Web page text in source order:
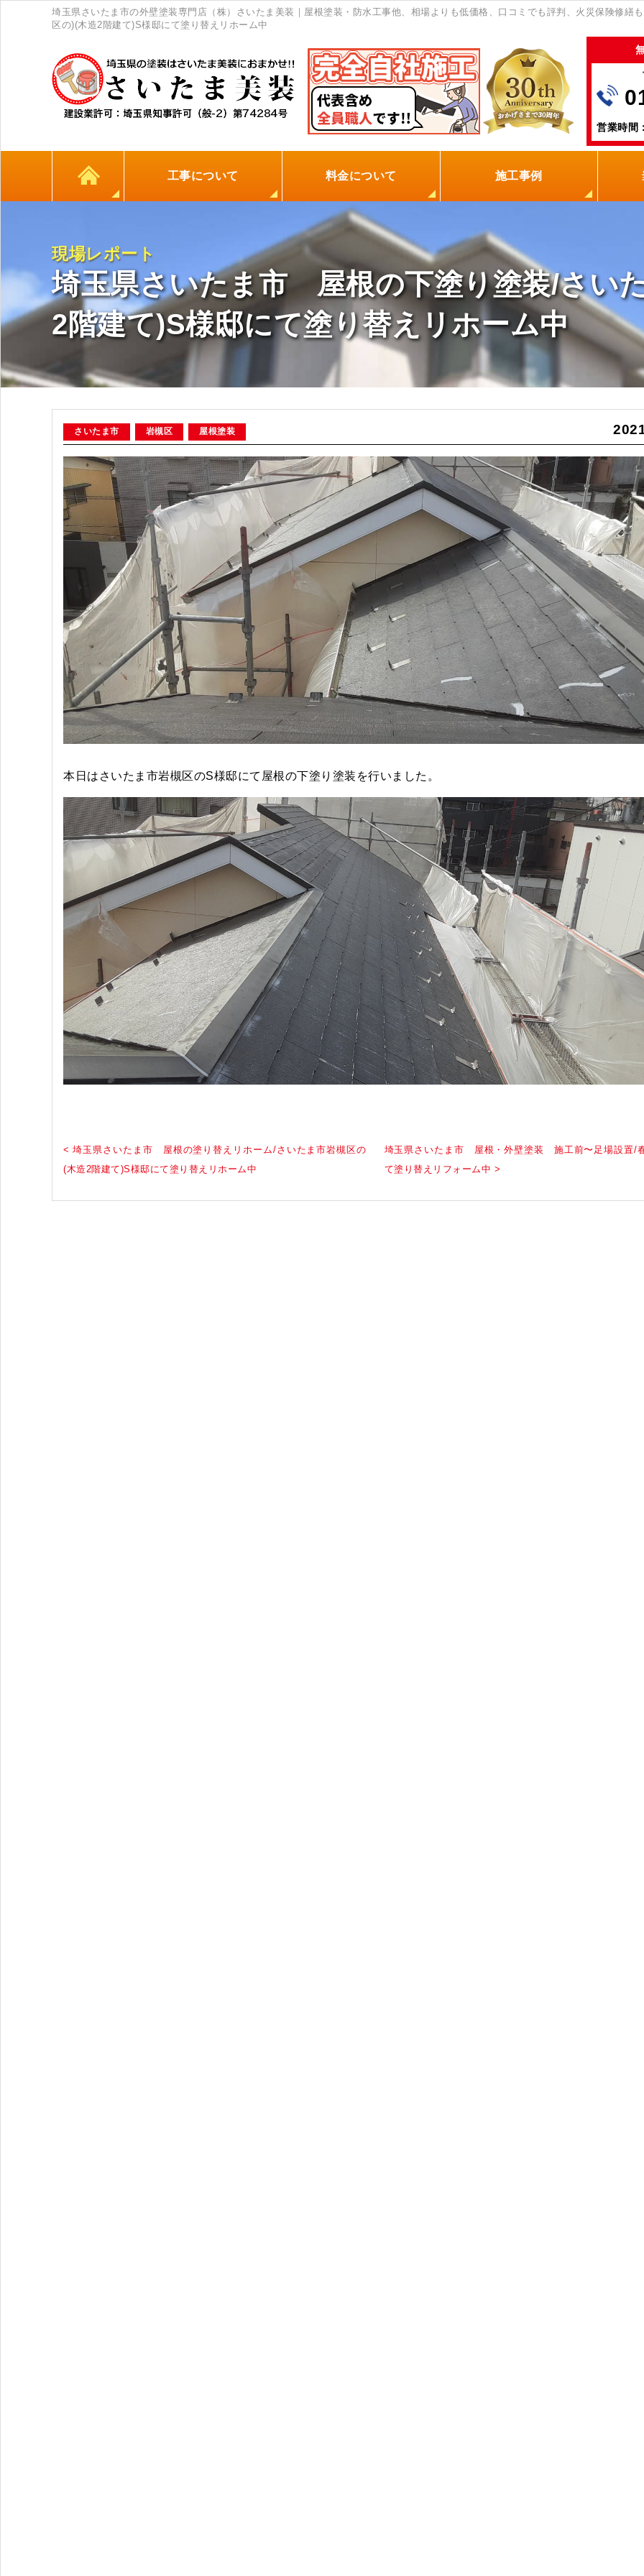
埼玉県さいたま市の外壁塗装専門店（株）さいたま美装｜屋根塗装・防水工事他、相場よりも低価格、口コミでも評判、火災保険修
区の)(木造2階建て)S様邸にて塗り替えリホーム中
営業時間
工事について 料金について
地元の塗装屋を選ぶ理由
0円点検
火災保険
保証制度
施工事例
現場レポート
埼玉県さいたま市 屋根の下塗り塗装/さい
2階建て)S様邸にて塗り替えリホーム中
さいたま市 岩槻区 屋根塗装
本日はさいたま市岩槻区のS様邸にて屋根の下塗り塗装を行いました。
< 埼玉県さいたま市 屋根の塗り替えリホーム/さいたま市岩槻区の
(木造2階建て)S様邸にて塗り替えリホーム中
埼玉県さいたま市 屋根・外壁塗装 施工前〜足場設置/
て塗り替えリフォーム中 >